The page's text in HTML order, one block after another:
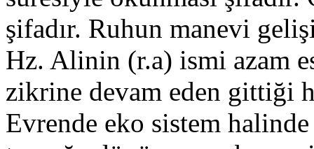
şifadır. Ruhun manevi
Hz. Alinin (r.a) ismi azam
zikrine devam eden gittiği
Evrende eko sistem